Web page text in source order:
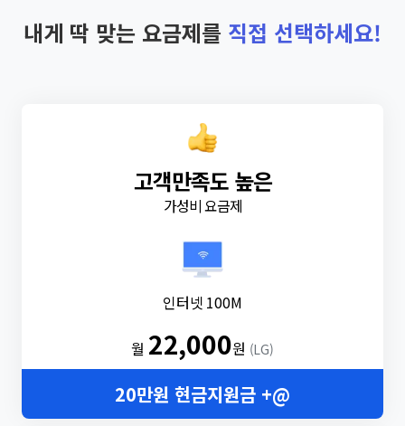
내게 딱 맞는 요금제를 직접 선택하세요!
고객만족도 높은
가성비 요금제
인터넷 100M
월 22,000원 (LG)
20만원 현금지원금 +@